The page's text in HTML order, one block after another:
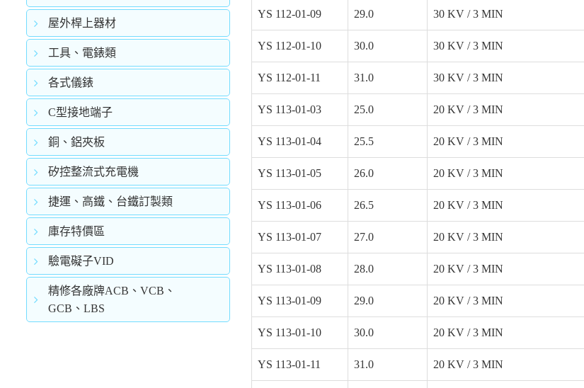
屋外桿上器材
工具、電錶類
各式儀錶
C型接地端子
銅、鋁夾板
矽控整流式充電機
捷運、高鐵、台鐵訂製類
庫存特價區
驗電礙子VID
精修各廠牌ACB、VCB、
GCB、LBS
YS 112-01-09 29.0 30 KV / 3 MIN
YS 112-01-10 30.0 30 KV / 3 MIN
YS 112-01-11 31.0 30 KV / 3 MIN
YS 113-01-03 25.0 20 KV / 3 MIN
YS 113-01-04 25.5 20 KV / 3 MIN
YS 113-01-05 26.0 20 KV / 3 MIN
YS 113-01-06 26.5 20 KV / 3 MIN
YS 113-01-07 27.0 20 KV / 3 MIN
YS 113-01-08 28.0 20 KV / 3 MIN
YS 113-01-09 29.0 20 KV / 3 MIN
YS 113-01-10 30.0 20 KV / 3 MIN
YS 113-01-11 31.0 20 KV / 3 MIN